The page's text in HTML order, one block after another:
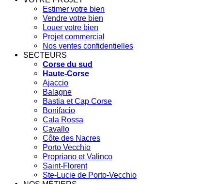
Estimer votre bien
Vendre votre bien
Louer votre bien
Projet commercial
Nos ventes confidentielles
SECTEURS
Corse du sud
Haute-Corse
Ajaccio
Balagne
Bastia et Cap Corse
Bonifacio
Cala Rossa
Cavallo
Côte des Nacres
Porto Vecchio
Propriano et Valinco
Saint-Florent
Ste-Lucie de Porto-Vecchio